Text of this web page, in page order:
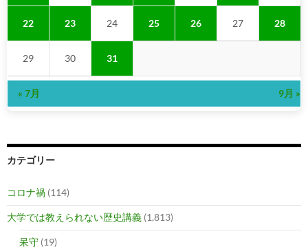
22 23 24 25 26 27 28
29 30 31
« 7月 9月 »
カテゴリー
コロナ禍 (114)
大学では教えられない歴史講義 (1,813)
呆守 (19)